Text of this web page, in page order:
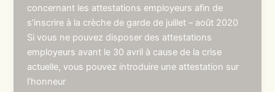
concernant les attestations employeurs afin de
s’inscrire à la crèche de garde de juillet – août 2020
Si vous ne pouvez disposer des attestations
employeurs avant le 30 avril à cause de la crise
actuelle, vous pouvez introduire une attestation sur
l’honneur